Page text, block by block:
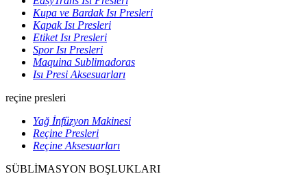
Kupa ve Bardak Isı Presleri
Kapak Isı Presleri
Etiket Isı Presleri
Spor Isı Presleri
Maquina Sublimadoras
Isı Presi Aksesuarları
reçine presleri
Yağ İnfüzyon Makinesi
Reçine Presleri
Reçine Aksesuarları
SÜBLİMASYON BOŞLUKLARI